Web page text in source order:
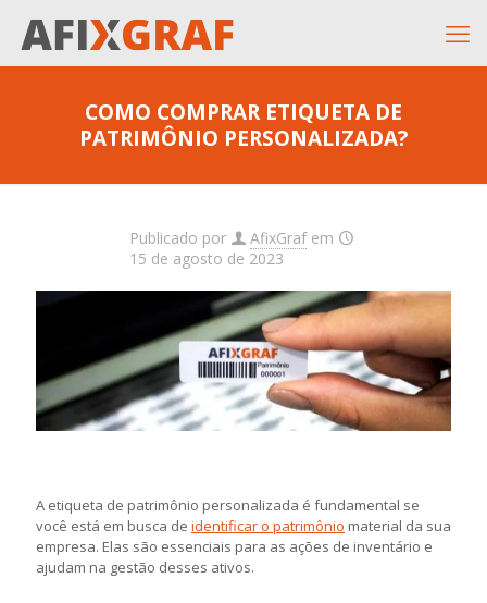
COMO COMPRAR ETIQUETA DE
PATRIMÔNIO PERSONALIZADA?
Publicado por AfixGraf em
15 de agosto de 2023
A etiqueta de patrimônio personalizada é fundamental se
você está em busca de identificar o patrimônio material da sua
empresa. Elas são essenciais para as ações de inventário e
ajudam na gestão desses ativos.